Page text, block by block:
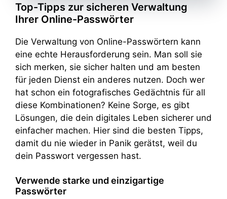
Top-Tipps zur sicheren Verwaltung
Ihrer Online-Passwörter
Die Verwaltung von Online-Passwörtern kann
eine echte Herausforderung sein. Man soll sie
sich merken, sie sicher halten und am besten
für jeden Dienst ein anderes nutzen. Doch wer
hat schon ein fotografisches Gedächtnis für all
diese Kombinationen? Keine Sorge, es gibt
Lösungen, die dein digitales Leben sicherer und
einfacher machen. Hier sind die besten Tipps,
damit du nie wieder in Panik gerätst, weil du
dein Passwort vergessen hast.
Verwende starke und einzigartige
Passwörter